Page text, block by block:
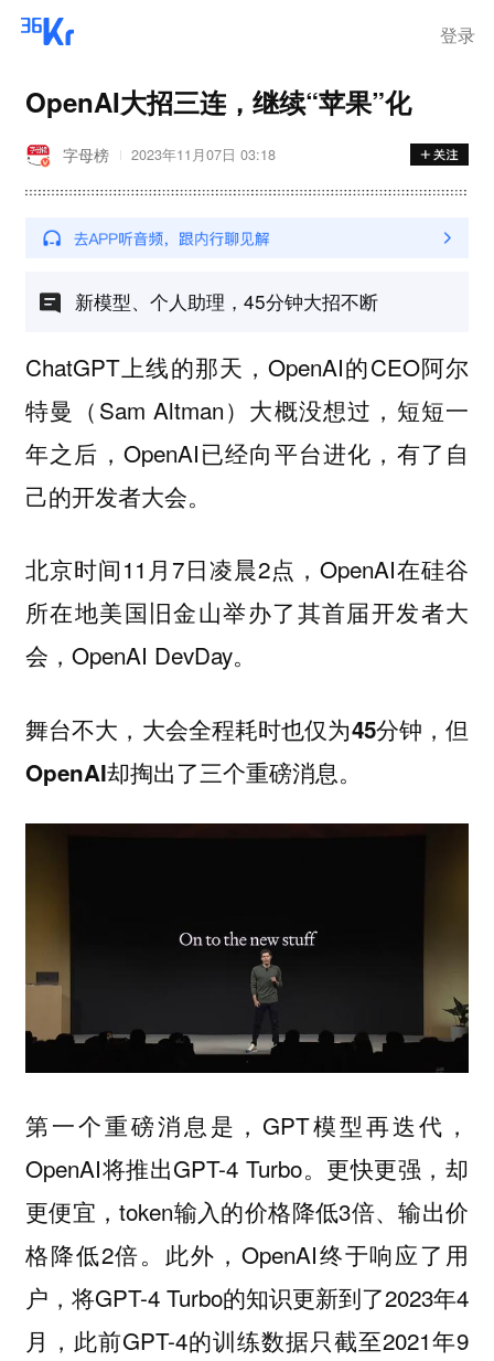
登录
OpenAI大招三连，继续“苹果”化
字母榜 2023年11月07日 03:18
新模型、个人助理，45分钟大招不断
ChatGPT上线的那天，OpenAI的CEO阿尔
特曼（Sam Altman）大概没想过，短短一
年之后，OpenAI已经向平台进化，有了自
己的开发者大会。
北京时间11月7日凌晨2点，OpenAI在硅谷
所在地美国旧金山举办了其首届开发者大
会，OpenAI DevDay。
舞台不大，大会全程耗时也仅为45分钟，但
OpenAI却掏出了三个重磅消息。
第一个重磅消息是，GPT模型再迭代，
OpenAI将推出GPT-4 Turbo。更快更强，却
更便宜，token输入的价格降低3倍、输出价
格降低2倍。此外，OpenAI终于响应了用
户，将GPT-4 Turbo的知识更新到了2023年4
月，此前GPT-4的训练数据只截至2021年9